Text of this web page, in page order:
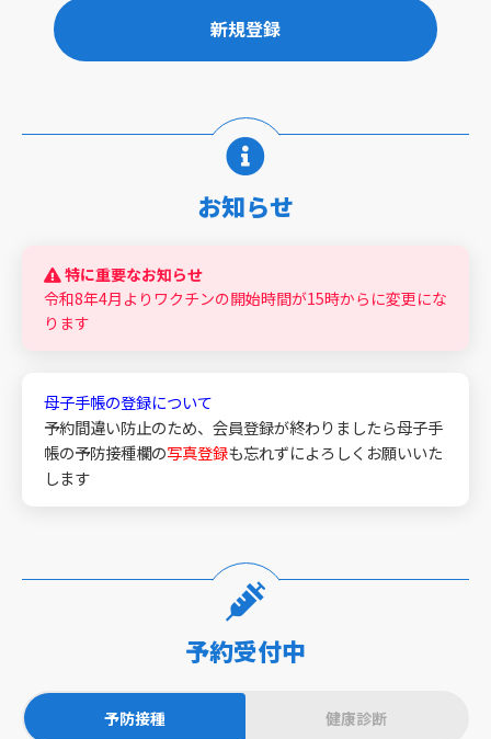
新規登録
お知らせ
特に重要なお知らせ
令和8年4月よりワクチンの開始時間が15時からに変更にな
ります
母子手帳の登録について
予約間違い防止のため、会員登録が終わりましたら母子手
帳の予防接種欄の写真登録も忘れずによろしくお願いいた
します
予約受付中
予防接種 健康診断